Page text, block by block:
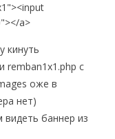
a>
кинуть
remban1x1.php c
оже в
нет)
баннер из